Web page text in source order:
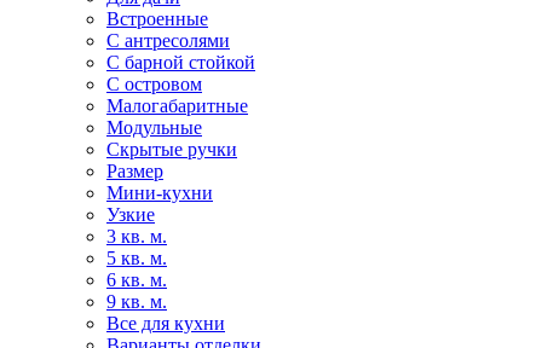
Встроенные
С антресолями
С барной стойкой
С островом
Малогабаритные
Модульные
Скрытые ручки
Размер
Мини-кухни
Узкие
3 кв. м.
5 кв. м.
6 кв. м.
9 кв. м.
Все для кухни